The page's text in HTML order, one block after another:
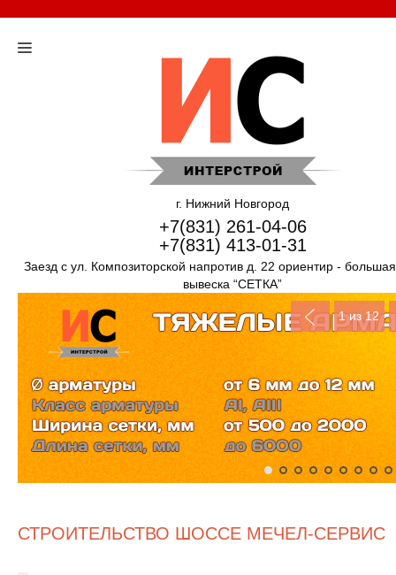
г. Нижний Новгород
+7(831) 261-04-06
+7(831) 413-01-31
Заезд с ул. Композиторской напротив д. 22 ориентир -
вывеска “СЕТКА”
1из 12
СТРОИТЕЛЬСТВО ШОССЕ МЕЧЕЛ-СЕРВИС